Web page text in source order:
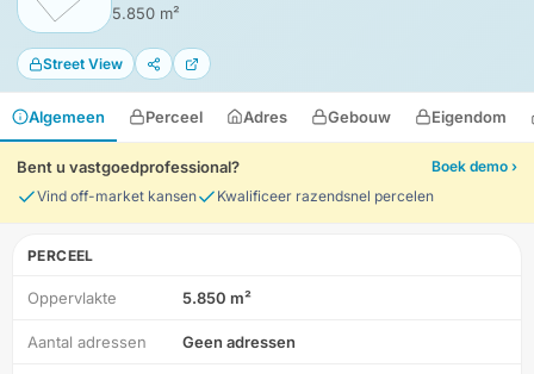
5.850 m²
Street View
Algemeen Perceel Adres Gebouw Eigendom
Bent u vastgoedprofessional?
Boek demo ›
Vind off-market kansen
Kwalificeer razendsnel percelen
PERCEEL
Oppervlakte 5.850 m²
Aantal adressen Geen adressen